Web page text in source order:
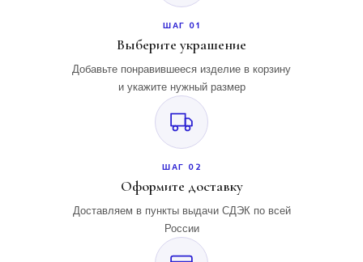
ШАГ 01
Выберите украшение
Добавьте понравившееся изделие в корзину
и укажите нужный размер
ШАГ 02
Оформите доставку
Доставляем в пункты выдачи СДЭК по всей
России